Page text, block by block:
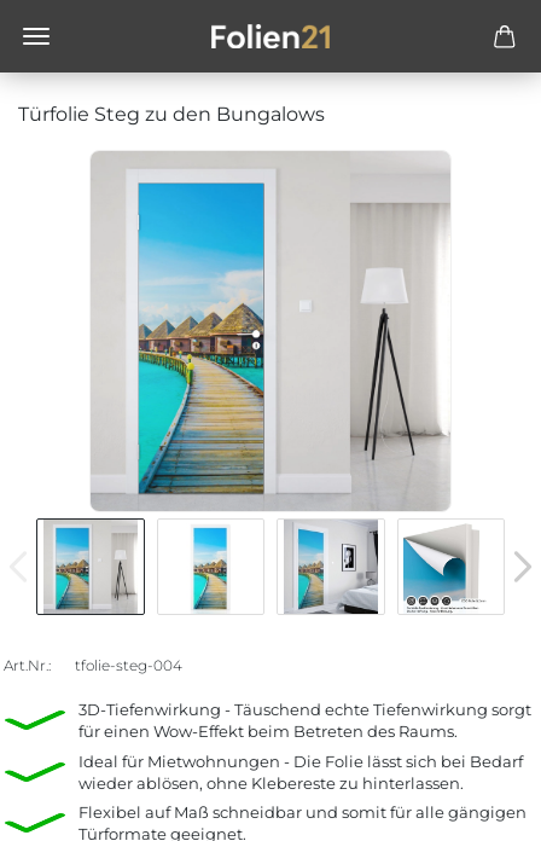
Türfolie Steg zu den Bungalows
Art.Nr.: tfolie-steg-004
3D-Tiefenwirkung - Täuschend echte Tiefenwirkung sorgt
für einen Wow-Effekt beim Betreten des Raums.
Ideal für Mietwohnungen - Die Folie lässt sich bei Bedarf
wieder ablösen, ohne Klebereste zu hinterlassen.
Flexibel auf Maß schneidbar und somit für alle gängigen
Türformate geeignet.